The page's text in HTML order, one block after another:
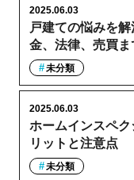
戸建ての悩みを
金、法律、売買ま
2025.06.03
未分類
ホームインスペ
リットと注意点
2025.06.03
未分類